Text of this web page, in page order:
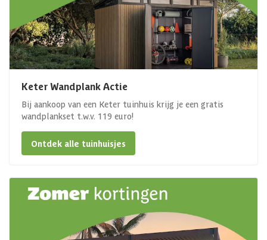
Keter Wandplank Actie
Bij aankoop van een Keter tuinhuis krijg je een gratis
wandplankset t.w.v. 119 euro!
Ontdek alle tuinhuisjes